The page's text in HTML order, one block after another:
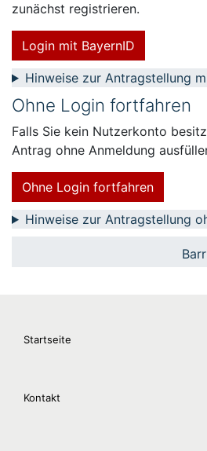
zunächst registrieren.
Login mit BayernID
Hinweise zur Antragstellung
Ohne Login fortfahren
Falls Sie kein Nutzerkonto
Antrag ohne Anmeldung
Ohne Login fortfahren
Hinweise zur Antragstellung
Startseite
Kontakt